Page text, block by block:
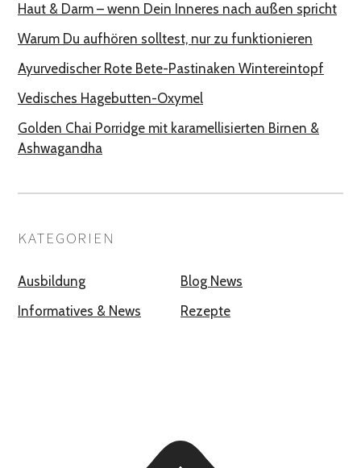
Haut & Darm – wenn Dein Inneres nach außen spricht
Warum Du aufhören solltest, nur zu funktionieren
Ayurvedischer Rote Bete-Pastinaken Wintereintopf
Vedisches Hagebutten-Oxymel
Golden Chai Porridge mit karamellisierten Birnen &
Ashwagandha
KATEGORIEN
Ausbildung
Blog News
Informatives & News
Rezepte